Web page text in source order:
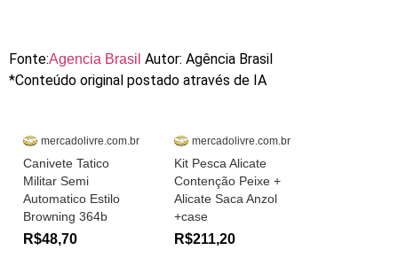
Fonte:Agencia Brasil Autor: Agência Brasil
*Conteúdo original postado através de IA
mercadolivre.com.br
Canivete Tatico
Militar Semi
Automatico Estilo
Browning 364b
R$48,70
mercadolivre.com.br
Kit Pesca Alicate
Contenção Peixe +
Alicate Saca Anzol
+case
R$211,20